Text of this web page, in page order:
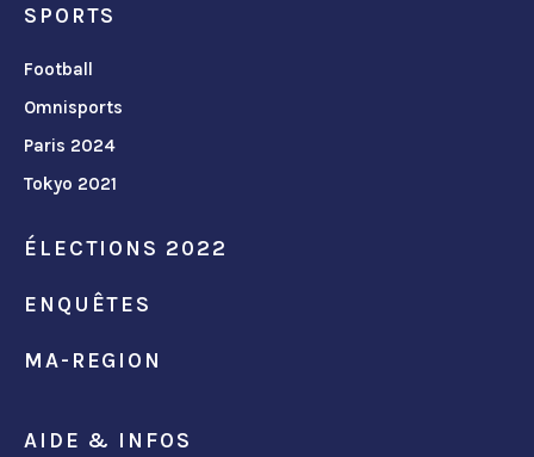
SPORTS
Football
Omnisports
Paris 2024
Tokyo 2021
ÉLECTIONS 2022
ENQUÊTES
MA-REGION
AIDE & INFOS